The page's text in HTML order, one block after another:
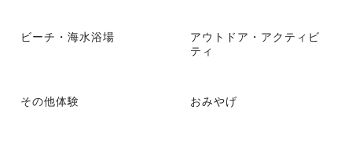
ビーチ・海水浴場
アウトドア・アクティビ
ティ
その他体験 おみやげ